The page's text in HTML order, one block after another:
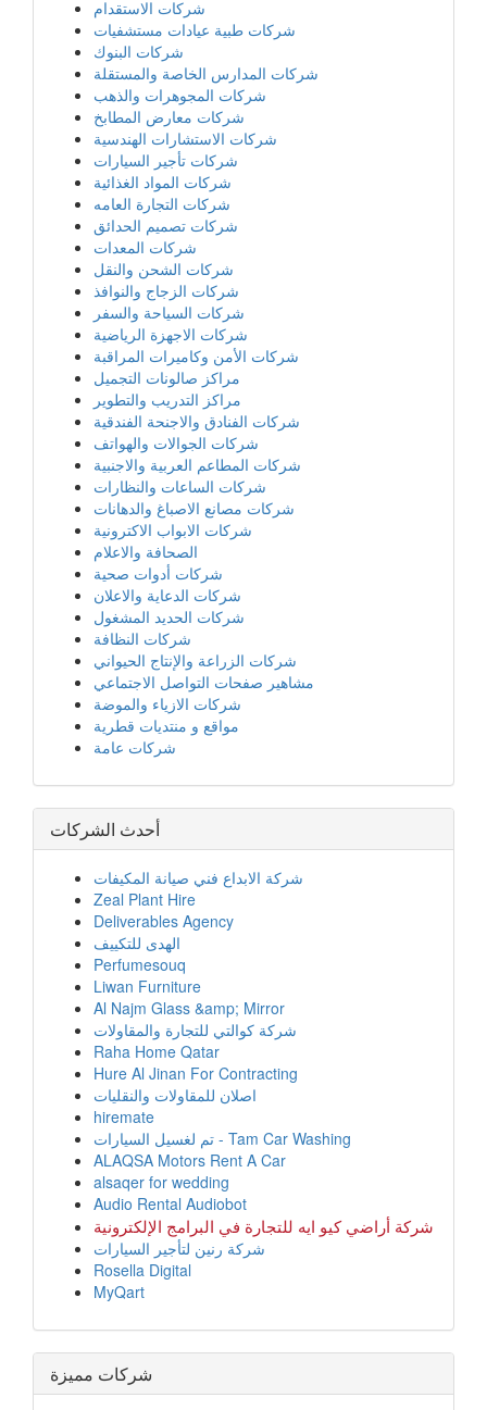
شركات الاستقدام
شركات طبية عيادات مستشفيات
شركات البنوك
شركات المدارس الخاصة والمستقلة
شركات المجوهرات والذهب
شركات معارض المطابخ
شركات الاستشارات الهندسية
شركات تأجير السيارات
شركات المواد الغذائية
شركات التجارة العامه
شركات تصميم الحدائق
شركات المعدات
شركات الشحن والنقل
شركات الزجاج والنوافذ
شركات السياحة والسفر
شركات الاجهزة الرياضية
شركات الأمن وكاميرات المراقبة
مراكز صالونات التجميل
مراكز التدريب والتطوير
شركات الفنادق والاجنحة الفندقية
شركات الجوالات والهواتف
شركات المطاعم العربية والاجنبية
شركات الساعات والنظارات
شركات مصانع الاصباغ والدهانات
شركات الابواب الاكترونية
الصحافة والاعلام
شركات أدوات صحية
شركات الدعاية والاعلان
شركات الحديد المشغول
شركات النظافة
شركات الزراعة والإنتاج الحيواني
مشاهير صفحات التواصل الاجتماعي
شركات الازياء والموضة
مواقع و منتديات قطرية
شركات عامة
أحدث الشركات
شركة الابداع فني صيانة المكيفات
Zeal Plant Hire
Deliverables Agency
الهدى للتكييف
Perfumesouq
Liwan Furniture
Al Najm Glass &amp; Mirror
شركة كوالتي للتجارة والمقاولات
Raha Home Qatar
Hure Al Jinan For Contracting
اصلان للمقاولات والنقليات
hiremate
تم لغسيل السيارات - Tam Car Washing
ALAQSA Motors Rent A Car
alsaqer for wedding
Audio Rental Audiobot
شركة أراضي كيو ايه للتجارة في البرامج الإلكترونية
شركة رنين لتأجير السيارات
Rosella Digital
MyQart
شركات مميزة